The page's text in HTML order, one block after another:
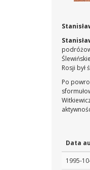
Rosji był
Po
Data
1995-